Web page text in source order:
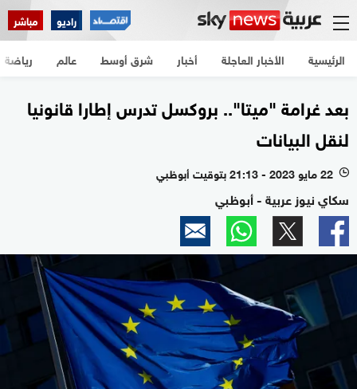
راديو مباشر
الرئيسية الأخبار العاجلة أخبار شرق أوسط عالم رياضة
بعد غرامة "ميتا".. بروكسل تدرس إطارا قانونيا
لنقل البيانات
l 22 مايو 2023 - 21:13 بتوقيت أبوظبي
سكاي نيوز عربية - أبوظبي